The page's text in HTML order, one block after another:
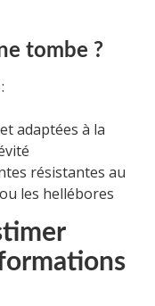
tombe ?
adaptées à la
résistantes au
les hellébores